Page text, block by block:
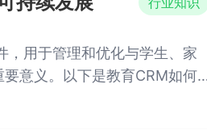
，用于管理和优化与学生、家
意义。以下是教育CRM如何